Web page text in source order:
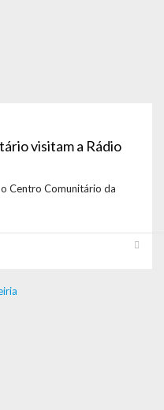
visitam a Rádio
Centro Comunitário da